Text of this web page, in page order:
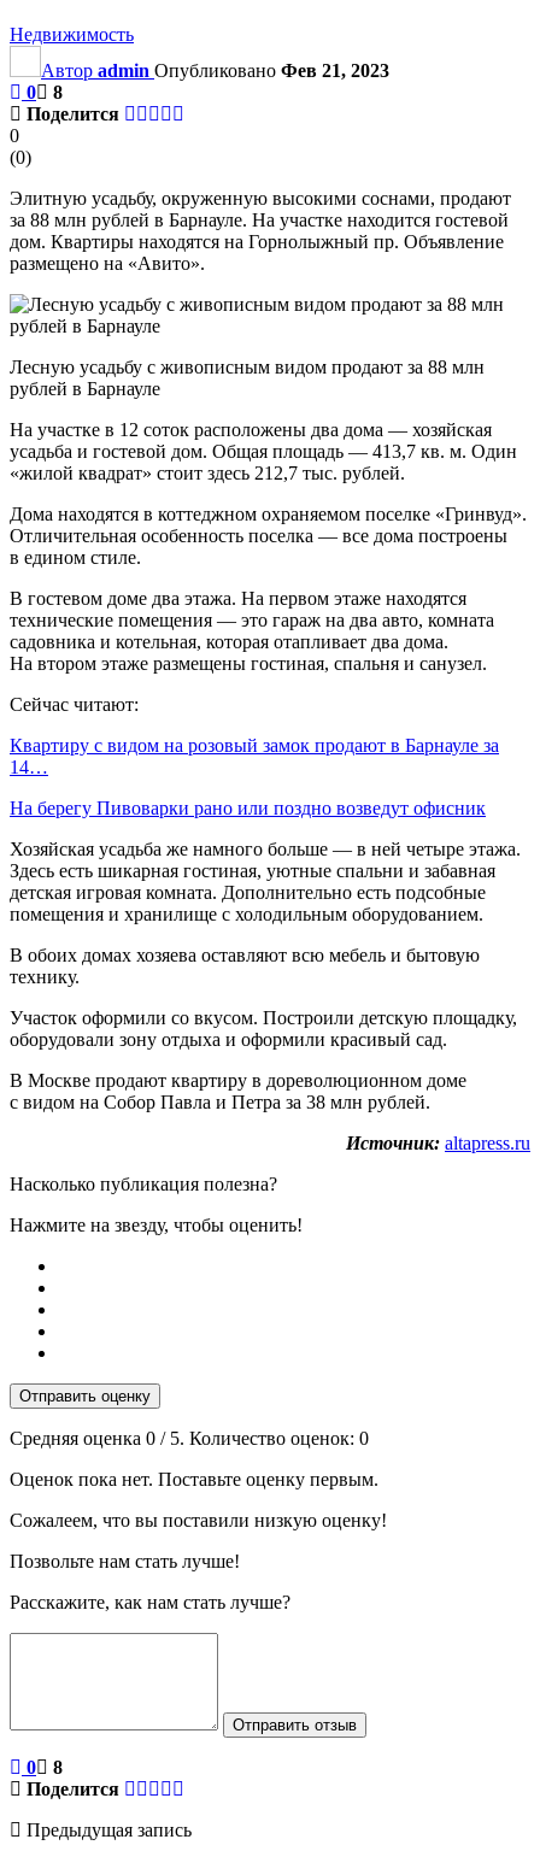
Недвижимость
Автор admin Опубликовано Фев 21, 2023
0
8
Поделится
0
(0)
Элитную усадьбу, окруженную высокими соснами, продают
за 88 млн рублей в Барнауле. На участке находится гостевой
дом. Квартиры находятся на Горнолыжный пр. Объявление
размещено на «Авито».
Лесную усадьбу с живописным видом продают за 88 млн
рублей в Барнауле
На участке в 12 соток расположены два дома — хозяйская
усадьба и гостевой дом. Общая площадь — 413,7 кв. м. Один
«жилой квадрат» стоит здесь 212,7 тыс. рублей.
Дома находятся в коттеджном охраняемом поселке «Гринвуд».
Отличительная особенность поселка — все дома построены
в едином стиле.
В гостевом доме два этажа. На первом этаже находятся
технические помещения — это гараж на два авто, комната
садовника и котельная, которая отапливает два дома.
На втором этаже размещены гостиная, спальня и санузел.
Сейчас читают:
Квартиру с видом на розовый замок продают в Барнауле за
14…
На берегу Пивоварки рано или поздно возведут офисник
Хозяйская усадьба же намного больше — в ней четыре этажа.
Здесь есть шикарная гостиная, уютные спальни и забавная
детская игровая комната. Дополнительно есть подсобные
помещения и хранилище с холодильным оборудованием.
В обоих домах хозяева оставляют всю мебель и бытовую
технику.
Участок оформили со вкусом. Построили детскую площадку,
оборудовали зону отдыха и оформили красивый сад.
В Москве продают квартиру в дореволюционном доме
с видом на Собор Павла и Петра за 38 млн рублей.
Источник: altapress.ru
Насколько публикация полезна?
Нажмите на звезду, чтобы оценить!
Отправить оценку
Средняя оценка 0 / 5. Количество оценок: 0
Оценок пока нет. Поставьте оценку первым.
Сожалеем, что вы поставили низкую оценку!
Позвольте нам стать лучше!
Расскажите, как нам стать лучше?
Отправить отзыв
0
8
Поделится
Предыдущая запись